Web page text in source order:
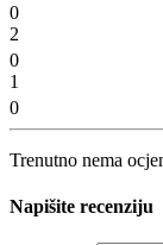
0
2
0
1
0
Trenutno nema
Napišite recenziju